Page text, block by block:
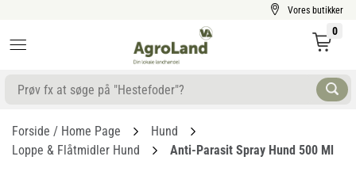
Vores butikker
0
Forside / Home Page
Hund
Loppe & Flåtmidler Hund
Anti-Parasit Spray Hund 500 Ml